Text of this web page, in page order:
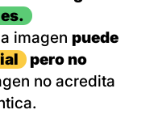
imagen puede
pero no
no acredita